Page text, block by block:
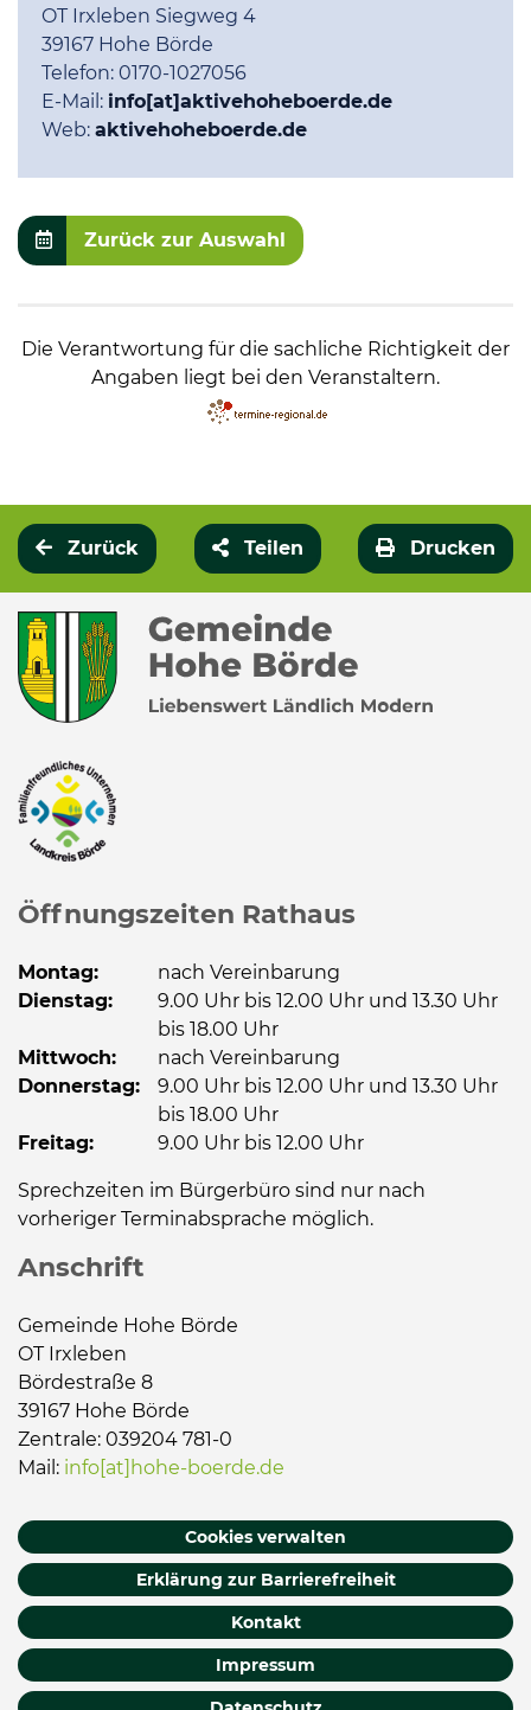
OT Irxleben Siegweg 4
39167 Hohe Börde
Telefon: 0170-1027056
E-Mail: info[at]aktivehoheboerde.de
Web: aktivehoheboerde.de
Zurück zur Auswahl
Die Verantwortung für die sachliche Richtigkeit der
Angaben liegt bei den Veranstaltern.
Zurück Teilen Drucken
Öffnungszeiten Rathaus
Montag:
nach Vereinbarung
Dienstag:
9.00 Uhr bis 12.00 Uhr und 13.30 Uhr
bis 18.00 Uhr
Mittwoch:
nach Vereinbarung
Donnerstag: 9.00 Uhr bis 12.00 Uhr und 13.30 Uhr
bis 18.00 Uhr
Freitag:
9.00 Uhr bis 12.00 Uhr
Sprechzeiten im Bürgerbüro sind nur nach
vorheriger Terminabsprache möglich.
Anschrift
Gemeinde Hohe Börde
OT Irxleben
Bördestraße 8
39167 Hohe Börde
Zentrale: 039204 781-0
Mail: info[at]hohe-boerde.de
Cookies verwalten
Erklärung zur Barrierefreiheit
Kontakt
Impressum